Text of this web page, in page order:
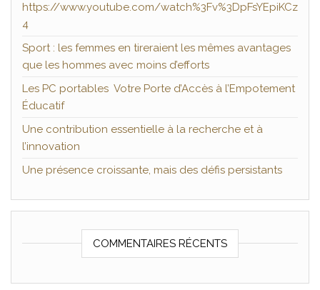
https://www.youtube.com/watch%3Fv%3DpFsYEpiKCz
4
Sport : les femmes en tireraient les mêmes avantages
que les hommes avec moins d’efforts
Les PC portables Votre Porte d’Accès à l’Empotement
Éducatif
Une contribution essentielle à la recherche et à
l’innovation
Une présence croissante, mais des défis persistants
COMMENTAIRES RÉCENTS